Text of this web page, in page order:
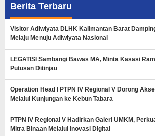
Berita Terbaru
Visitor Adiwiyata DLHK Kalimantan Barat
Melaju Menuju Adiwiyata Nasional
LEGATISI Sambangi Bawas MA, Minta Kasasi
Putusan Ditinjau
Operation Head I PTPN IV Regional V Dorong
Melalui Kunjungan ke Kebun Tabara
PTPN IV Regional V Hadirkan Galeri UMKM,
Mitra Binaan Melalui Inovasi Digital